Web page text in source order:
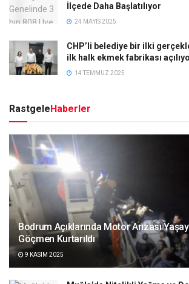
İlçede Daha Başlatılıyor
24 MAYIS 2025
CHP’li belediye bir ilki
ilk halk ekmek fabrikası
14 TEMMUZ 2025
RastgeleHaberler
Bodrum Açıklarında Motor Arızası
Göçmen Kurtarıldı
9 KASIM 2025